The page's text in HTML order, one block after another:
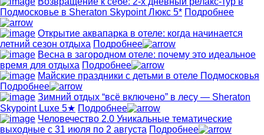
Подмосковье в Sheraton Skypoint Люкс 5* Подробнее
Открытие аквапарка в отеле: когда начинается
летний сезон отдыха Подробнее
Весна в загородном отеле: почему это идеальное
время для отдыха Подробнее
Майские праздники с детьми в отеле Подмосковья
Подробнее
Зимний отдых “всё включено” в лесу — Sheraton
Skypoint Luxe 5★ Подробнее
Человечество 2.0 Уникальные тематические
выходные с 31 июля по 2 августа Подробнее